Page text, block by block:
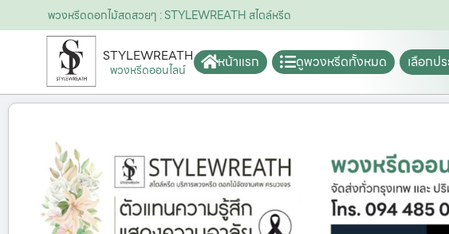
พวงหรีดดอกไม้สดสวยๆ : STYLEWREATH สไตล์หรีด
STYLEWREATH
พวงหรีดออนไลน์ หน้าแรก ดูพวงหรีดทั้งหมด เลือกป